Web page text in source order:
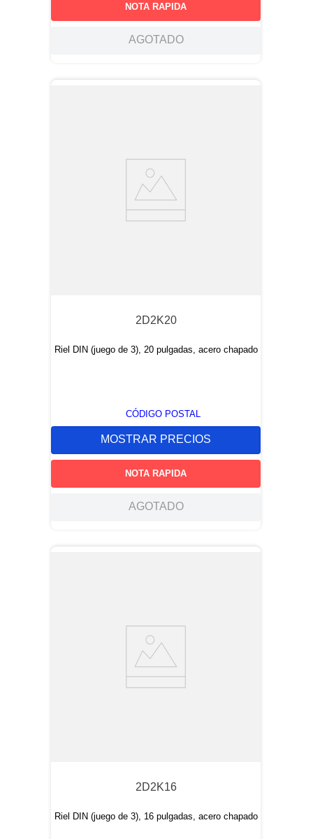
NOTA RAPIDA
AGOTADO
2D2K20
Riel DIN (juego de 3), 20 pulgadas, acero chapado
CÓDIGO POSTAL
MOSTRAR PRECIOS
NOTA RAPIDA
AGOTADO
2D2K16
Riel DIN (juego de 3), 16 pulgadas, acero chapado